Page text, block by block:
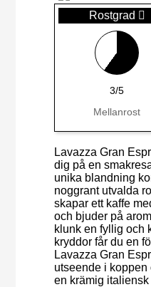
Rostgrad
3/5
Mellanrost
Lavazza Gran
dig på en
unika blandning
noggrant utvalda
skapar ett kaffe
och bjuder på
klunk en fyllig och
kryddor får du en
Lavazza Gran
utseende i
en krämig